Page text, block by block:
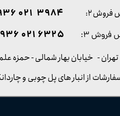
فروش ۳: ۶۳۲۵ ۰۲۱ ۰۹۳۶
- خیابان بهار شمالی - حمزه
فروش ۲:
۳۹۸۴ ۰۲۱ ۰۹۳۶
از انبار های پل چوبی و